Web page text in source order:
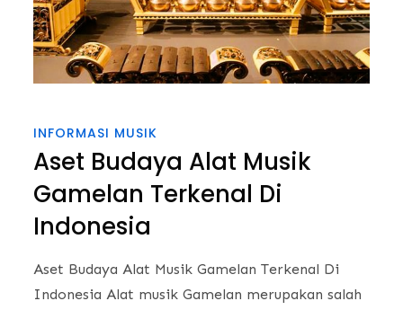
INFORMASI MUSIK
Aset Budaya Alat Musik
Gamelan Terkenal Di
Indonesia
Aset Budaya Alat Musik Gamelan Terkenal Di
Indonesia Alat musik Gamelan merupakan salah